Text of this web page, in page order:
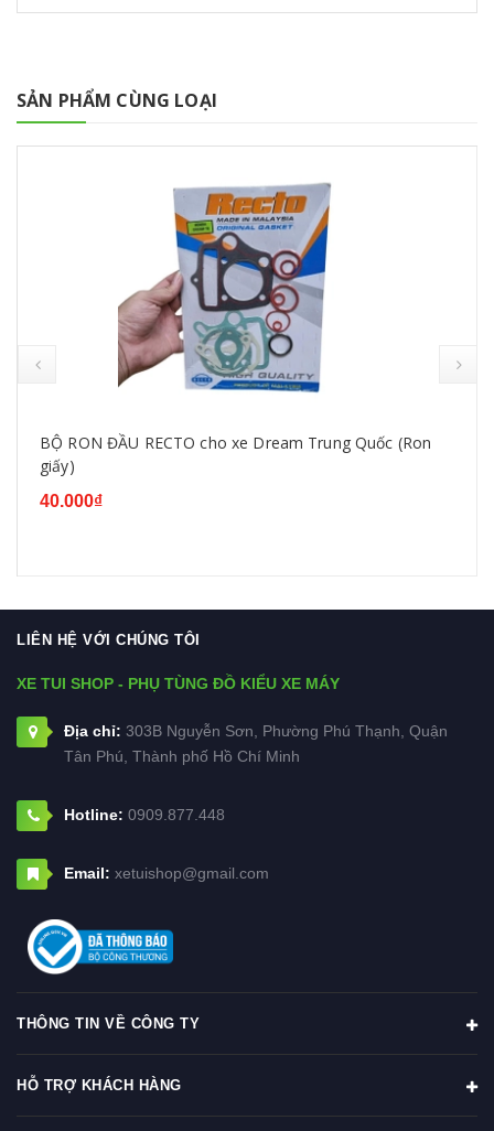
SẢN PHẨM CÙNG LOẠI
BỘ RON ĐẦU RECTO cho xe Dream Trung Quốc (Ron
giấy)
40.000₫
LIÊN HỆ VỚI CHÚNG TÔI
XE TUI SHOP - PHỤ TÙNG ĐỒ KIỂU XE MÁY
Địa chỉ: 303B Nguyễn Sơn, Phường Phú Thạnh, Quận
Tân Phú, Thành phố Hồ Chí Minh
Hotline: 0909.877.448
Email: xetuishop@gmail.com
THÔNG TIN VỀ CÔNG TY
HỖ TRỢ KHÁCH HÀNG